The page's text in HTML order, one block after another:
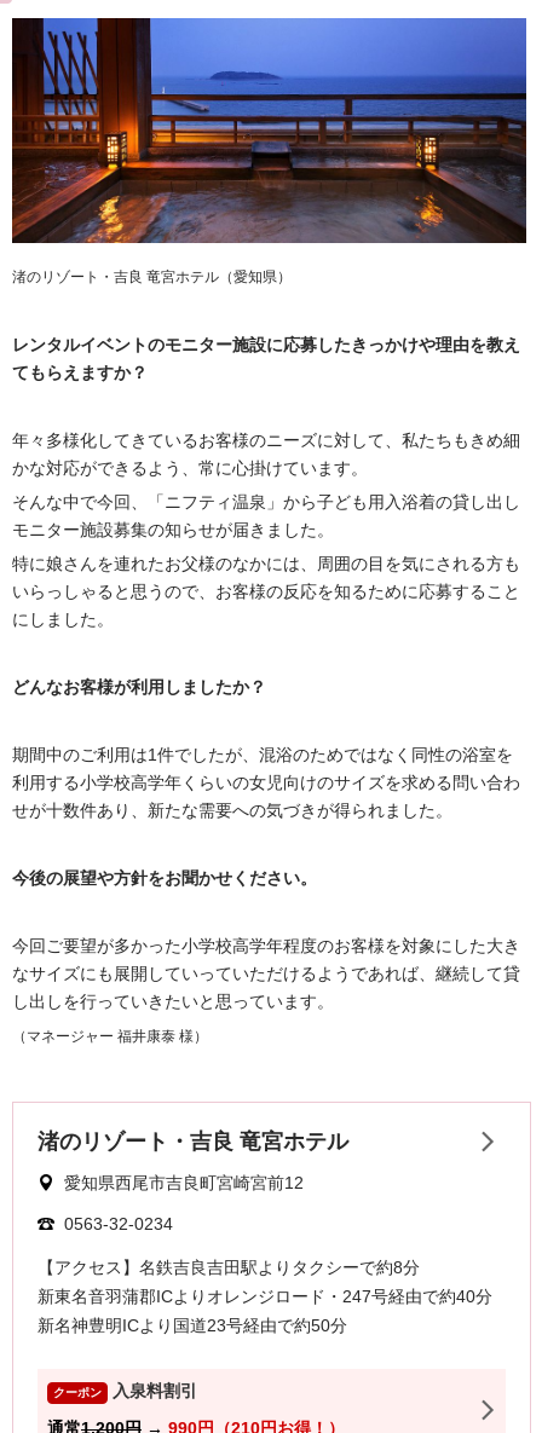
渚のリゾート・吉良 竜宮ホテル（愛知県）
レンタルイベントのモニター施設に応募したきっかけや理由を教え
てもらえますか？
年々多様化してきているお客様のニーズに対して、私たちもきめ細
かな対応ができるよう、常に心掛けています。
そんな中で今回、「ニフティ温泉」から子ども用入浴着の貸し出し
モニター施設募集の知らせが届きました。
特に娘さんを連れたお父様のなかには、周囲の目を気にされる方も
いらっしゃると思うので、お客様の反応を知るために応募すること
にしました。
どんなお客様が利用しましたか？
期間中のご利用は1件でしたが、混浴のためではなく同性の浴室を
利用する小学校高学年くらいの女児向けのサイズを求める問い合わ
せが十数件あり、新たな需要への気づきが得られました。
今後の展望や方針をお聞かせください。
今回ご要望が多かった小学校高学年程度のお客様を対象にした大き
なサイズにも展開していっていただけるようであれば、継続して貸
し出しを行っていきたいと思っています。
（マネージャー 福井康泰 様）